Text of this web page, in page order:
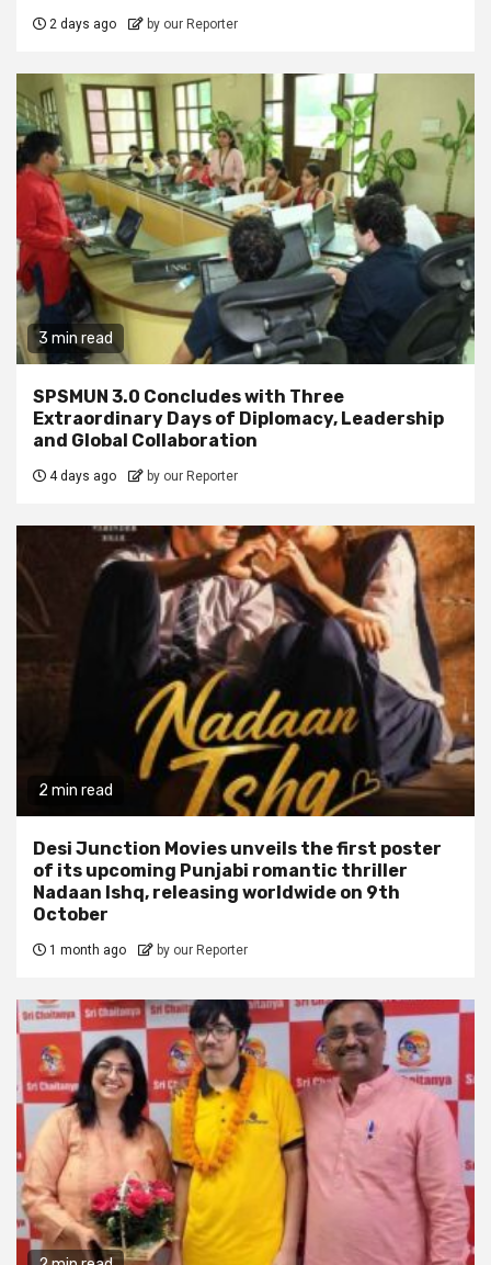
2 days ago by our Reporter
3 min read
SPSMUN 3.0 Concludes with Three
Extraordinary Days of Diplomacy, Leadership
and Global Collaboration
4 days ago by our Reporter
2 min read
Desi Junction Movies unveils the first poster
of its upcoming Punjabi romantic thriller
Nadaan Ishq, releasing worldwide on 9th
October
1 month ago by our Reporter